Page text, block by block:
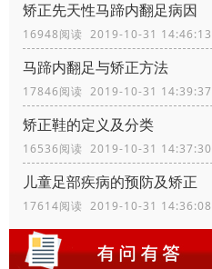
矫正先天性马蹄内翻足病因
16948阅读 2019-10-31 14:46:13
马蹄内翻足与矫正方法
17846阅读 2019-10-31 14:39:37
矫正鞋的定义及分类
16536阅读 2019-10-31 14:37:30
儿童足部疾病的预防及矫正
17614阅读 2019-10-31 14:36:08